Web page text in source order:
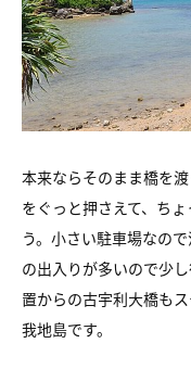
本来ならそのまま橋を渡
をぐっと押さえて、 ち
う。 小さい駐車場なので
の出入りが多いので少
置からの古宇利大橋もス
我地島です。